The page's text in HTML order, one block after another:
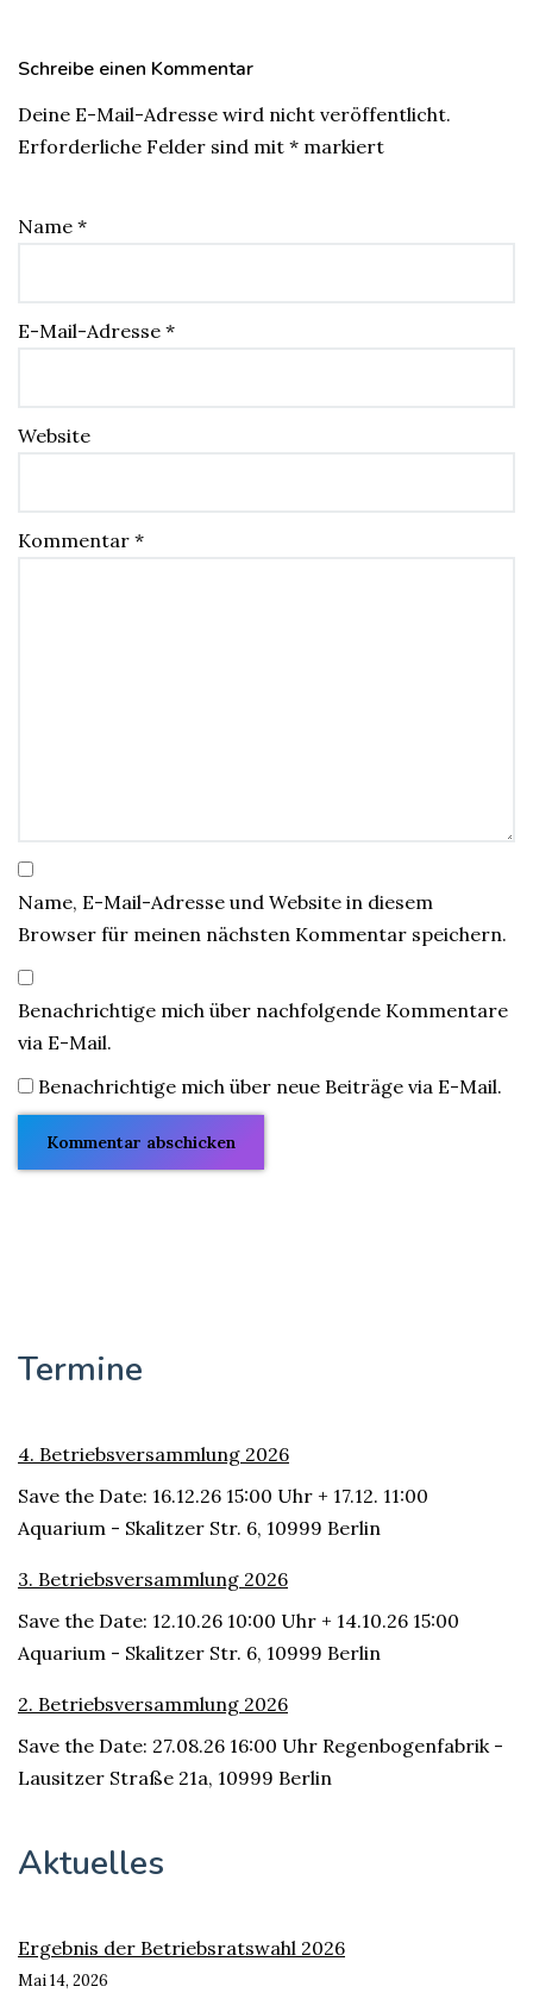
Schreibe einen Kommentar
Deine E-Mail-Adresse wird nicht veröffentlicht.
Erforderliche Felder sind mit * markiert
Name *
E-Mail-Adresse *
Website
Kommentar *
Name, E-Mail-Adresse und Website in diesem
Browser für meinen nächsten Kommentar speichern.
Benachrichtige mich über nachfolgende Kommentare
via E-Mail.
Benachrichtige mich über neue Beiträge via E-Mail.
Termine
4. Betriebsversammlung 2026
Save the Date: 16.12.26 15:00 Uhr + 17.12. 11:00
Aquarium - Skalitzer Str. 6, 10999 Berlin
3. Betriebsversammlung 2026
Save the Date: 12.10.26 10:00 Uhr + 14.10.26 15:00
Aquarium - Skalitzer Str. 6, 10999 Berlin
2. Betriebsversammlung 2026
Save the Date: 27.08.26 16:00 Uhr Regenbogenfabrik -
Lausitzer Straße 21a, 10999 Berlin
Aktuelles
Ergebnis der Betriebsratswahl 2026
Mai 14, 2026